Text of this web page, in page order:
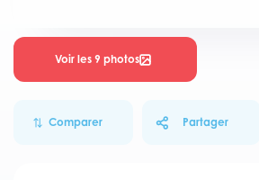
Voir les 9 photos
Comparer Partager